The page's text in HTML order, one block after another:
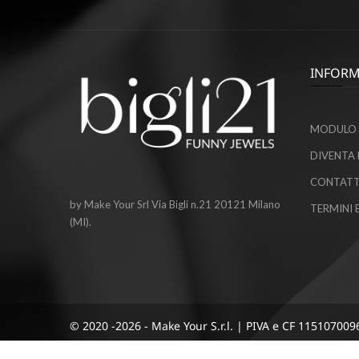
by Make Your Srl Via Bigli n.21 20121 Milano
(MI).
MODULO
DIVENTA
TERMINI
© 2020 -2026 - Make Your S.r.l. | PIVA e CF